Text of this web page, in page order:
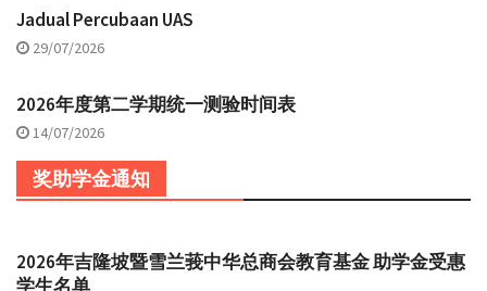
Jadual Percubaan UAS
29/07/2026
2026年度第二学期统一测验时间表
14/07/2026
奖助学金通知
2026年吉隆坡暨雪兰莪中华总商会教育基金 助学金受惠
学生名单